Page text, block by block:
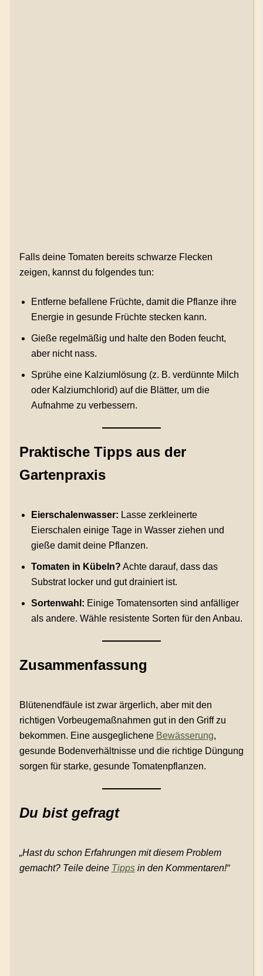
Falls deine Tomaten bereits schwarze Flecken
zeigen, kannst du folgendes tun:
Entferne befallene Früchte, damit die Pflanze ihre
Energie in gesunde Früchte stecken kann.
Gieße regelmäßig und halte den Boden feucht,
aber nicht nass.
Sprühe eine Kalziumlösung (z. B. verdünnte Milch
oder Kalziumchlorid) auf die Blätter, um die
Aufnahme zu verbessern.
Praktische Tipps aus der
Gartenpraxis
Eierschalenwasser: Lasse zerkleinerte
Eierschalen einige Tage in Wasser ziehen und
gieße damit deine Pflanzen.
Tomaten in Kübeln? Achte darauf, dass das
Substrat locker und gut drainiert ist.
Sortenwahl: Einige Tomatensorten sind anfälliger
als andere. Wähle resistente Sorten für den Anbau.
Zusammenfassung
Blütenendfäule ist zwar ärgerlich, aber mit den
richtigen Vorbeugemaßnahmen gut in den Griff zu
bekommen. Eine ausgeglichene Bewässerung,
gesunde Bodenverhältnisse und die richtige Düngung
sorgen für starke, gesunde Tomatenpflanzen.
Du bist gefragt
„Hast du schon Erfahrungen mit diesem Problem
gemacht? Teile deine Tippsin den Kommentaren!“